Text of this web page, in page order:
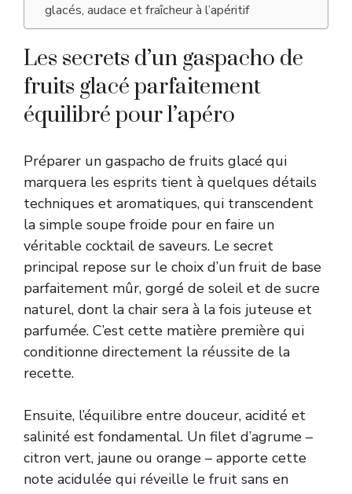
glacés, audace et fraîcheur à l’apéritif
Les secrets d’un gaspacho de
fruits glacé parfaitement
équilibré pour l’apéro
Préparer un gaspacho de fruits glacé qui
marquera les esprits tient à quelques détails
techniques et aromatiques, qui transcendent
la simple soupe froide pour en faire un
véritable cocktail de saveurs. Le secret
principal repose sur le choix d’un fruit de base
parfaitement mûr, gorgé de soleil et de sucre
naturel, dont la chair sera à la fois juteuse et
parfumée. C’est cette matière première qui
conditionne directement la réussite de la
recette.
Ensuite, l’équilibre entre douceur, acidité et
salinité est fondamental. Un filet d’agrume –
citron vert, jaune ou orange – apporte cette
note acidulée qui réveille le fruit sans en